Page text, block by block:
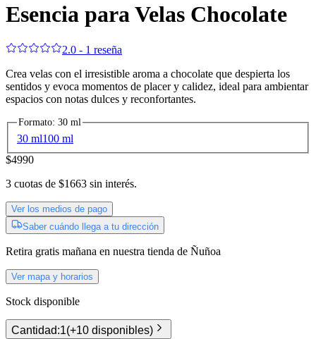
Esencia para Velas Chocolate
2.0 - 1 reseña
Crea velas con el irresistible aroma a chocolate que despierta los
sentidos y evoca momentos de placer y calidez, ideal para ambientar
espacios con notas dulces y reconfortantes.
Formato: 30 ml
30 ml100 ml
$4990
3 cuotas de $1663 sin interés.
Ver los medios de pago
Saber cuándo llega a tu dirección
Retira gratis mañana en nuestra tienda de Ñuñoa
Ver mapa y horarios
Stock disponible
Cantidad:1(+10 disponibles)